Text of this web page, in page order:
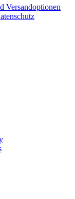
Versandoptionen